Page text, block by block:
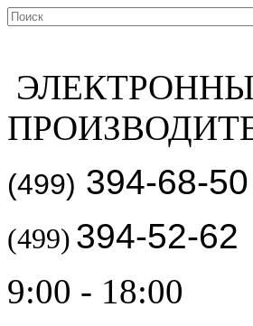
(499) 394-68-50
(499) 394-52-62
9:00 - 18:00